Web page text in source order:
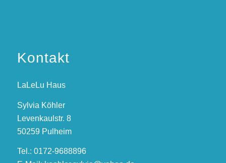
Kontakt
LaLeLu Haus
Sylvia Köhler
Levenkaulstr. 8
50259 Pulheim
Tel.: 0172-9688896